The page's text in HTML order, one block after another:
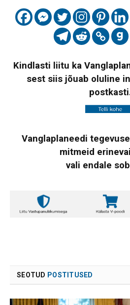
Kindlasti liitu ka
sest siis jõuab oluline
Vanglaplaneedi
mitmeid
vali endale
SEOTUD POSTITUSED